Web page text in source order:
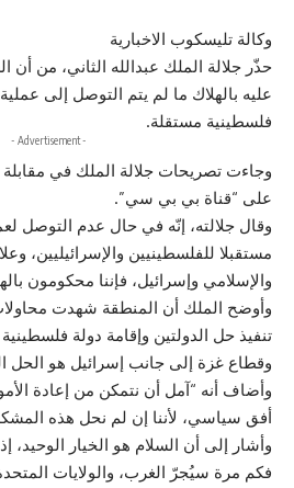
وكالة تليسكوب الاخبارية
حذّر جلالة الملك عبدالله الثاني، من
عليه بالهلاك ما لم يتم التوصل إلى
فلسطينية مستقلة.
- Advertisement -
وجاءت تصريحات جلالة الملك في مقابلة
على “قناة بي بي سي”.
وقال جلالته، إنّه في حال عدم التوصل
مستقبلا للفلسطينيين والإسرائيليين،
والإسلامي وإسرائيل، فإننا محكومون
وأوضح الملك أن المنطقة شهدت
تنفيذ حل الدولتين وإقامة دولة
وقطاع غزة إلى جانب إسرائيل هو الحل
وأضاف أنه “آمل أن نتمكن من إعادة
أفق سياسي، لأننا إن لم نحل هذه
وأشار إلى أن السلام هو الخيار الوحيد،
فكم مرة سيُجرّ الغرب، والولايات